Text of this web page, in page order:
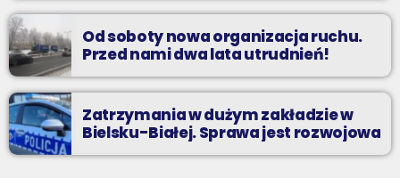
Od soboty nowa organizacja ruchu.
Przed nami dwa lata utrudnień!
Zatrzymania w dużym zakładzie w
Bielsku-Białej. Sprawa jest rozwojowa